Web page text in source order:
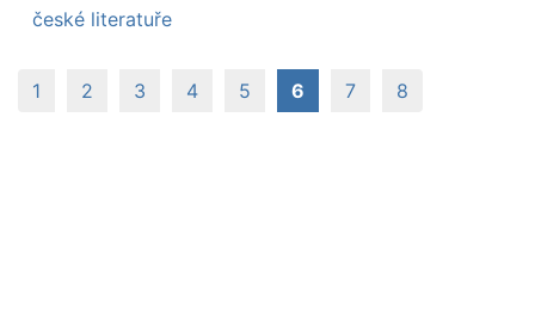
české literatuře
1 2 3 4 5 6 (aktuální)
7 8